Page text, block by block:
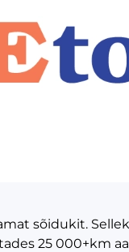
sõidukit.
25 000+km